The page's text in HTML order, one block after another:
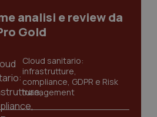
analisi e review da
Gold
Cloud sanitario:
infrastrutture,
compliance, GDPR e Risk
management